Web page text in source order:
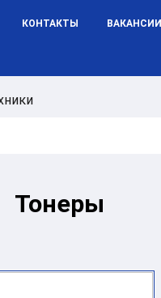
КОНТАКТЫ ВАКАНСИИ
Тонеры